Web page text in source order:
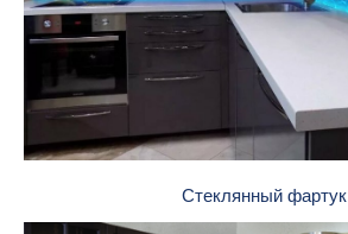
Стеклянный фартук